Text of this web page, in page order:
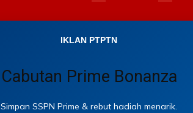
IKLAN PTPTN
Cabutan Prime Bonanza
Simpan SSPN Prime & rebut hadiah menarik.